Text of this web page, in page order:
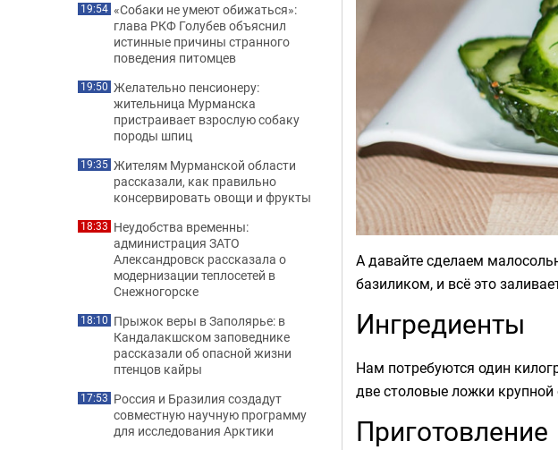
А давайте сделаем
базиликом, и всё это
Ингредиенты
Нам потребуются один
две столовые ложки
Приготовление
19:54 «Собаки не умеют обижаться»:
глава РКФ Голубев объяснил
истинные причины странного
поведения питомцев
19:50 Желательно пенсионеру:
жительница Мурманска
пристраивает взрослую собаку
породы шпиц
19:35 Жителям Мурманской области
рассказали, как правильно
консервировать овощи и фрукты
18:33 Неудобства временны:
администрация ЗАТО
Александровск рассказала о
модернизации теплосетей в
Снежногорске
18:10 Прыжок веры в Заполярье: в
Кандалакшском заповеднике
рассказали об опасной жизни
птенцов кайры
17:53 Россия и Бразилия создадут
совместную научную программу
для исследования Арктики